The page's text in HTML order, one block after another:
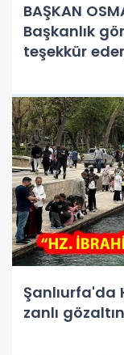
BAŞKAN
Başkanlık
teşekkür
Şanlıurfa'da Hz İbrahim'e hakaret eden
zanlı